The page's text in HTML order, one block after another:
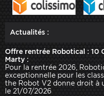
Actualités :
Offre rentrée Robotical : 10
Marty :
Pour la rentrée 2026,
exceptionnelle pour les
the Robot V2 donne droit à
le 21/07/2026